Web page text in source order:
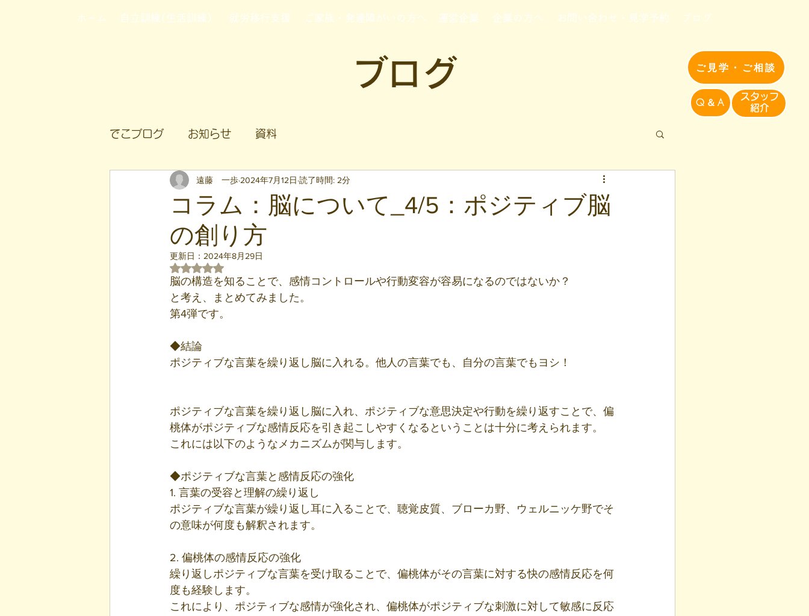
ご見学・ご相談
Q＆A
​スタッフ
紹介​
ホーム 自立訓練(生活訓練) 就労移行支援 ご家族・発達障がいの方へ 運営企業 企業の方へ お問い合わせ・見学予約 ブログ
ブログ
でこブログ お知らせ 資料
コラム：脳について_4/5：ポジティブ脳
の創り方
遠藤 一歩 2024年7月12日 読了時間: 2分
更新日： 2024年8月29日
5つ星のうちNaNと評価されています。
脳の構造を知ることで、感情コントロールや行動変容が容易になるのではないか？
と考え、まとめてみました。
第4弾です。
◆結論
ポジティブな言葉を繰り返し脳に入れる。他人の言葉でも、自分の言葉でもヨシ！
ポジティブな言葉を繰り返し脳に入れ、ポジティブな意思決定や行動を繰り返すことで、偏
桃体がポジティブな感情反応を引き起こしやすくなるということは十分に考えられます。
これには以下のようなメカニズムが関与します。
◆ポジティブな言葉と感情反応の強化
1. 言葉の受容と理解の繰り返し
ポジティブな言葉が繰り返し耳に入ることで、聴覚皮質、ブローカ野、ウェルニッケ野でそ
の意味が何度も解釈されます。
2. 偏桃体の感情反応の強化
繰り返しポジティブな言葉を受け取ることで、偏桃体がその言葉に対する快の感情反応を何
度も経験します。
これにより、ポジティブな感情が強化され、偏桃体がポジティブな刺激に対して敏感に反応